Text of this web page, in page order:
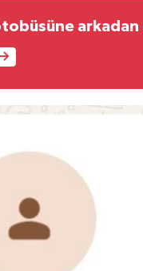
arkadan